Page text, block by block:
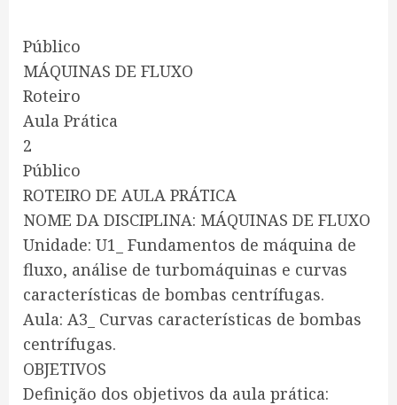
Público
MÁQUINAS DE FLUXO
Roteiro
Aula Prática
2
Público
ROTEIRO DE AULA PRÁTICA
NOME DA DISCIPLINA: MÁQUINAS DE FLUXO
Unidade: U1_ Fundamentos de máquina de
fluxo, análise de turbomáquinas e curvas
características de bombas centrífugas.
Aula: A3_ Curvas características de bombas
centrífugas.
OBJETIVOS
Definição dos objetivos da aula prática: